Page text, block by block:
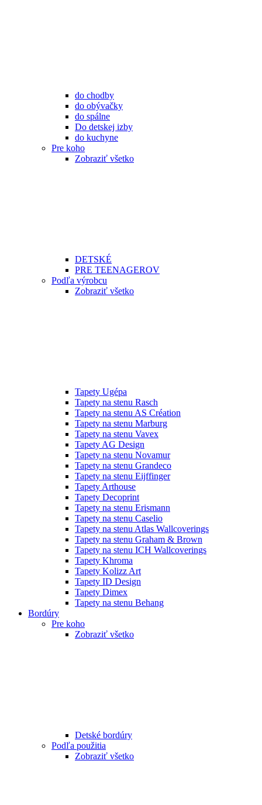
do chodby
do obývačky
do spálne
Do detskej izby
do kuchyne
Pre koho
Zobraziť všetko
DETSKÉ
PRE TEENAGEROV
Podľa výrobcu
Zobraziť všetko
Tapety Ugépa
Tapety na stenu Rasch
Tapety na stenu AS Création
Tapety na stenu Marburg
Tapety na stenu Vavex
Tapety AG Design
Tapety na stenu Novamur
Tapety na stenu Grandeco
Tapety na stenu Eijffinger
Tapety Arthouse
Tapety Decoprint
Tapety na stenu Erismann
Tapety na stenu Caselio
Tapety na stenu Atlas Wallcoverings
Tapety na stenu Graham & Brown
Tapety na stenu ICH Wallcoverings
Tapety Khroma
Tapety Kolizz Art
Tapety ID Design
Tapety Dimex
Tapety na stenu Behang
Bordúry
Pre koho
Zobraziť všetko
Detské bordúry
Podľa použitia
Zobraziť všetko